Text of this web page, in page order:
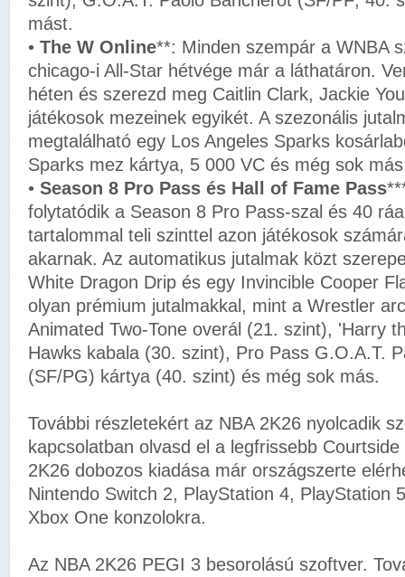
mást.
• The W Online**: Minden szempár a WNBA
chicago-i All-Star hétvége már a láthatáron.
héten és szerezd meg Caitlin Clark, Jackie
játékosok mezeinek egyikét. A szezonális
megtalálható egy Los Angeles Sparks
Sparks mez kártya, 5 000 VC és még sok
• Season 8 Pro Pass és Hall of Fame Pass
folytatódik a Season 8 Pro Pass-szal és 40
tartalommal teli szinttel azon játékosok
akarnak. Az automatikus jutalmak közt
White Dragon Drip és egy Invincible Cooper
olyan prémium jutalmakkal, mint a Wrestler
Animated Two-Tone overál (21. szint), 'Harry
Hawks kabala (30. szint), Pro Pass G.O.A.T.
(SF/PG) kártya (40. szint) és még sok más.
További részletekért az NBA 2K26 nyolcadik
kapcsolatban olvasd el a legfrissebb
2K26 dobozos kiadása már országszerte
Nintendo Switch 2, PlayStation 4, PlayStation
Xbox One konzolokra.
Az NBA 2K26 PEGI 3 besorolású szoftver.